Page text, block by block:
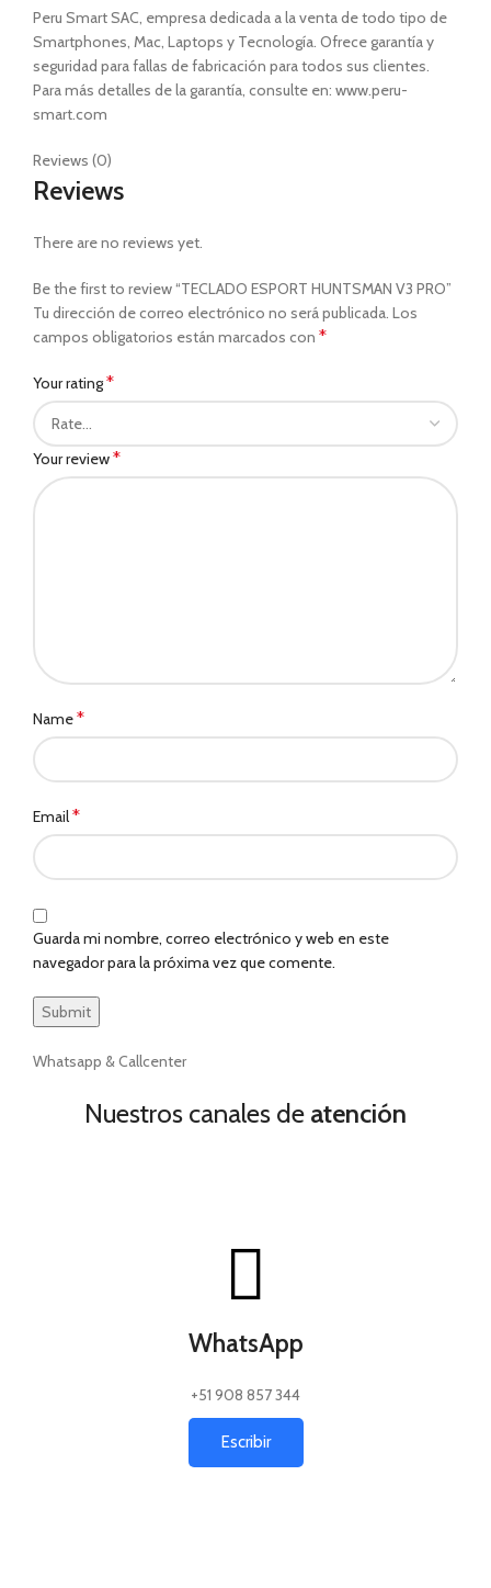
Peru Smart SAC, empresa dedicada a la venta de todo tipo de
Smartphones, Mac, Laptops y Tecnología. Ofrece garantía y
seguridad para fallas de fabricación para todos sus clientes.
Para más detalles de la garantía, consulte en: www.peru-
smart.com
Reviews (0)
Reviews
There are no reviews yet.
Be the first to review “TECLADO ESPORT HUNTSMAN V3 PRO”
Tu dirección de correo electrónico no será publicada. Los
campos obligatorios están marcados con *
Your rating*
Your review*
Name*
Email*
Guarda mi nombre, correo electrónico y web en este
navegador para la próxima vez que comente.
Whatsapp & Callcenter
Nuestros canales de atención
WhatsApp
+51 908 857 344
Escribir